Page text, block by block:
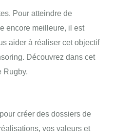
Pour atteindre de
encore meilleure, il est
aider à réaliser cet objectif
Découvrez dans cet
Rugby.
créer des dossiers de
vos valeurs et